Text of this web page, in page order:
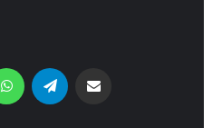
WhatsApp